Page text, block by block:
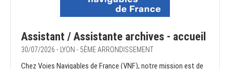
Assistant / Assistante archives - accueil
30/07/2026 - LYON - 5ÈME ARRONDISSEMENT
Chez Voies Navigables de France (VNF), notre mission est de